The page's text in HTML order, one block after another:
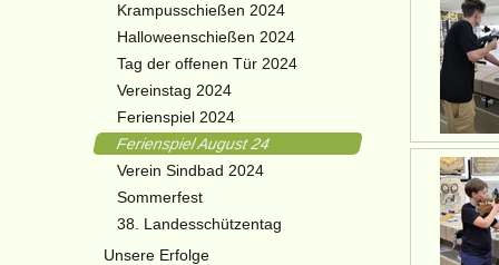
Krampusschießen 2024
Halloweenschießen 2024
Tag der offenen Tür 2024
Vereinstag 2024
Ferienspiel 2024
Ferienspiel August 24
Verein Sindbad 2024
Sommerfest
38. Landesschützentag
Unsere Erfolge